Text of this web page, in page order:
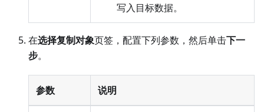
写入目标数据。
在选择复制对象页签，配置下列参数，然后单击下一
步。
参数 说明